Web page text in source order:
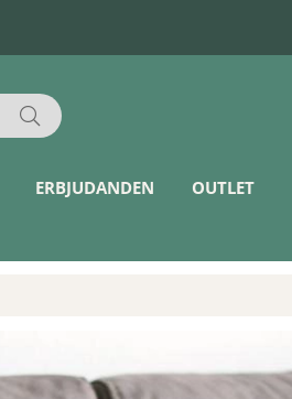
ERBJUDANDEN OUTLET